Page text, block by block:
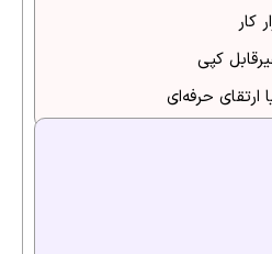
کار
کپی
ارتقای حرفه‌ای